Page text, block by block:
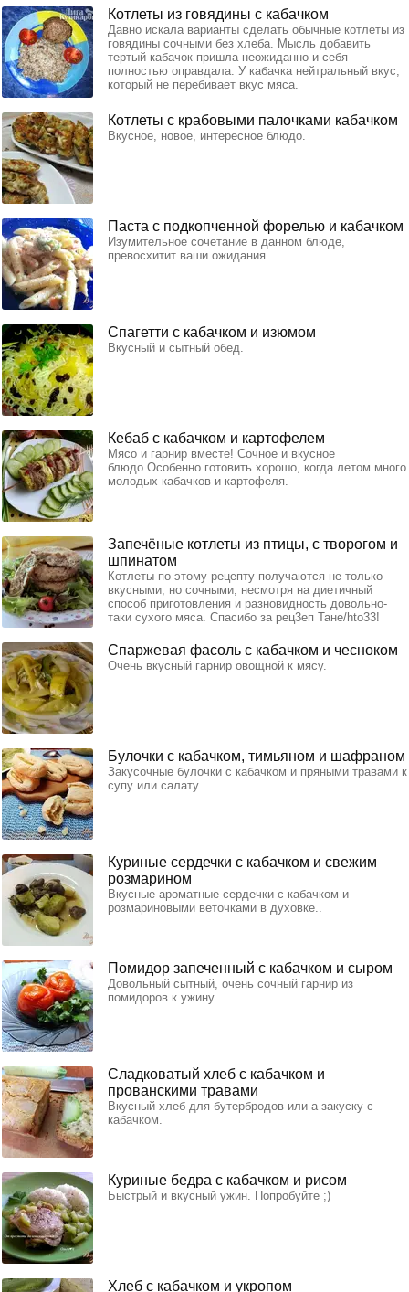
Котлеты из говядины с кабачком
Давно искала варианты сделать обычные котлеты из
говядины сочными без хлеба. Мысль добавить
тертый кабачок пришла неожиданно и себя
полностью оправдала. У кабачка нейтральный вкус,
который не перебивает вкус мяса.
Котлеты с крабовыми палочками кабачком
Вкусное, новое, интересное блюдо.
Паста с подкопченной форелью и кабачком
Изумительное сочетание в данном блюде,
превосхитит ваши ожидания.
Спагетти с кабачком и изюмом
Вкусный и сытный обед.
Кебаб с кабачком и картофелем
Мясо и гарнир вместе! Сочное и вкусное
блюдо.Особенно готовить хорошо, когда летом много
молодых кабачков и картофеля.
Запечёные котлеты из птицы, с творогом и
шпинатом
Котлеты по этому рецепту получаются не только
вкусными, но сочными, несмотря на диетичный
способ приготовления и разновидность довольно-
таки сухого мяса. Спасибо за рец3еп Тане/hto33!
Спаржевая фасоль с кабачком и чесноком
Очень вкусный гарнир овощной к мясу.
Булочки с кабачком, тимьяном и шафраном
Закусочные булочки с кабачком и пряными травами к
супу или салату.
Куриные сердечки с кабачком и свежим
розмарином
Вкусные ароматные сердечки с кабачком и
розмариновыми веточками в духовке..
Помидор запеченный с кабачком и сыром
Довольный сытный, очень сочный гарнир из
помидоров к ужину..
Сладковатый хлеб с кабачком и
прованскими травами
Вкусный хлеб для бутербродов или а закуску с
кабачком.
Куриные бедра с кабачком и рисом
Быстрый и вкусный ужин. Попробуйте ;)
Хлеб с кабачком и укропом